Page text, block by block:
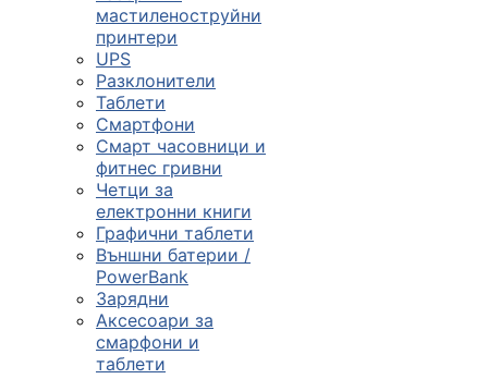
мастиленоструйни
принтери
UPS
Разклонители
Таблети
Смартфони
Смарт часовници и
фитнес гривни
Четци за
електронни книги
Графични таблети
Външни батерии /
PowerBank
Зарядни
Аксесоари за
смарфони и
таблети